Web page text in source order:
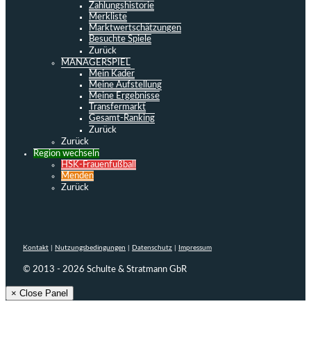
Zahlungshistorie
Merkliste
Marktwertschätzungen
Besuchte Spiele
Zurück
MANAGERSPIEL
Mein Kader
Meine Aufstellung
Meine Ergebnisse
Transfermarkt
Gesamt-Ranking
Zurück
Zurück
Region wechseln
HSK-Frauenfußball
Menden
Zurück
Kontakt Nutzungsbedingungen Datenschutz Impressum
© 2013 - 2026 Schulte & Stratmann GbR
× Close Panel